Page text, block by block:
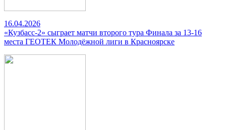
16.04.2026
«Кузбасс-2» сыграет матчи второго тура Финала за 13-16
места ГЕОТЕК Молодёжной лиги в Красноярске